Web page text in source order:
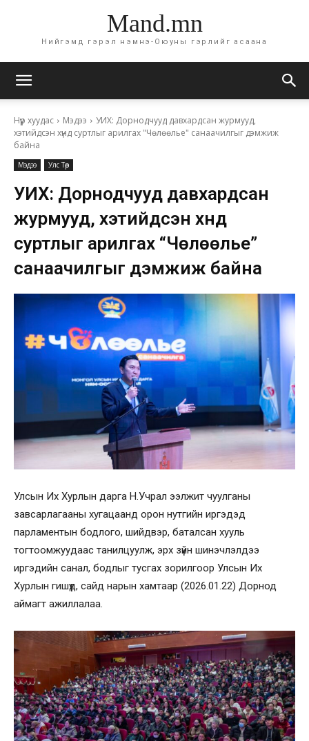
Mand.mn
Нийгэмд гэрэл нэмнэ-Оюуны гэрлийг асаана
Нүүр хуудас Мэдээ
УИХ: Дорнодчууд давхардсан журмууд,
хэтийдсэн хүнд суртлыг арилгах "Чөлөөлье" санаачилгыг дэмжиж
байна
Мэдээ Улс Төр
УИХ: Дорнодчууд давхардсан
журмууд, хэтийдсэн хүнд
суртлыг арилгах “Чөлөөлье”
санаачилгыг дэмжиж байна
Улсын Их Хурлын дарга Н.Учрал ээлжит чуулганы
завсарлагааны хугацаанд орон нутгийн иргэдэд
парламентын бодлого, шийдвэр, баталсан хууль
тогтоомжуудаас танилцуулж, эрх зүйн шинэчлэлдээ
иргэдийн санал, бодлыг тусгах зорилгоор Улсын Их
Хурлын гишүүд, сайд нарын хамтаар (2026.01.22) Дорнод
аймагт ажиллалаа.